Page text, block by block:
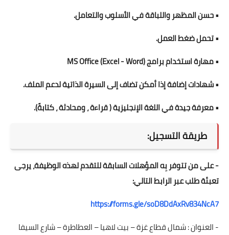
• حسن المظهر واللباقة في الأسلوب والتعامل.
• تحمل ضغط العمل.
• مهارة استخدام برامج MS Office (Excel - Word)
• شهادات إضافة إذا أمكن تضاف إلى السيرة الذاتية لدعم الملف.
• معرفة جيدة في اللغة الإنجليزية ( قراءة ، ومحادثة ، كتابةً).
طريقة التسجيل:
- على من تتوفر بِه المؤهلات السابقة للتقدم لهذه الوظيفة، يرجى
تعبئة طلب عبر الرابط التالي:
https://forms.gle/soD8DdAxRv834NcA7
- العنوان : شمال قطاع غزة – بيت لاهيا – العطاطرة – شارع السيفا